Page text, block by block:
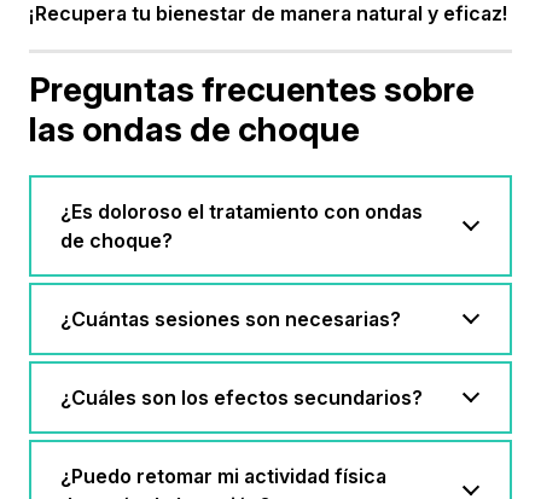
¡Recupera tu bienestar de manera natural y eficaz!
Preguntas frecuentes sobre
las ondas de choque
¿Es doloroso el tratamiento con ondas
de choque?
¿Cuántas sesiones son necesarias?
¿Cuáles son los efectos secundarios?
¿Puedo retomar mi actividad física